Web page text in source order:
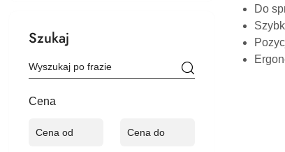
Szukaj
Cena
Do